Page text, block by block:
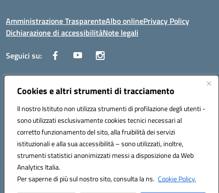
Cookies e altri strumenti di tracciamento
Il nostro Istituto non utilizza strumenti di profilazione degli utenti -
sono utilizzati esclusivamente cookies tecnici necessari al
corretto funzionamento del sito, alla fruibilità dei servizi
istituzionali e alla sua accessibilità – sono utilizzati, inoltre,
strumenti statistici anonimizzati messi a disposizione da Web
Analytics Italia.
Per saperne di più sul nostro sito, consulta la ns. Cookie Policy.
Amministrazione TrasparenteAlbo onlinePrivacy Policy
Dichiarazione di accessibilitàNote legali
Seguici su:
Indirizzo:Via Trieste, 43 – 98066 Patti (ME)
Posta elettronica certificata (PEC):mepc060006@pec.istruzione.it
Codice fiscale: 86000610831
Codice meccanografico: MEPC060006
Hosting & Powered by 3D Solution S.r.l.
Concept & Design by Designers Italia